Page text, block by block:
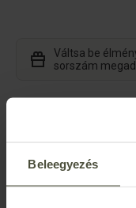
Beleegyezés
Váltsa be
sorszám
Állítsa be,